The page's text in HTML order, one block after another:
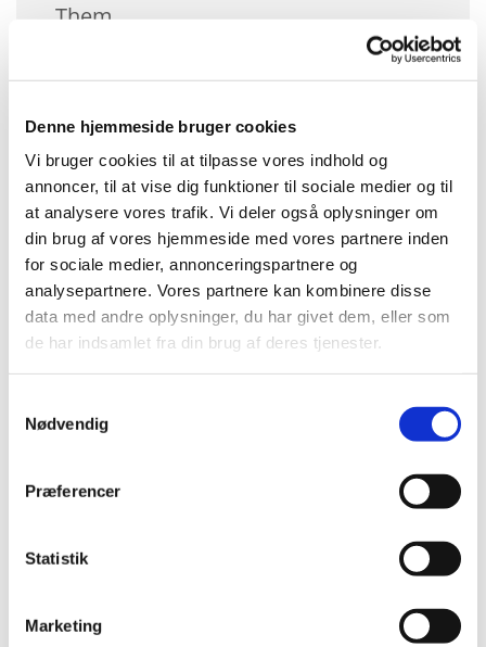
Denne hjemmeside bruger cookies
Vi bruger cookies til at tilpasse vores indhold og
annoncer, til at vise dig funktioner til sociale medier og til
at analysere vores trafik. Vi deler også oplysninger om
din brug af vores hjemmeside med vores partnere inden
for sociale medier, annonceringspartnere og
analysepartnere. Vores partnere kan kombinere disse
data med andre oplysninger, du har givet dem, eller som
de har indsamlet fra din brug af deres tjenester.
Nødvendig
Præferencer
Statistik
Marketing
Them
Andreas Engelbrecht Hansen
Du vil måske også kunne